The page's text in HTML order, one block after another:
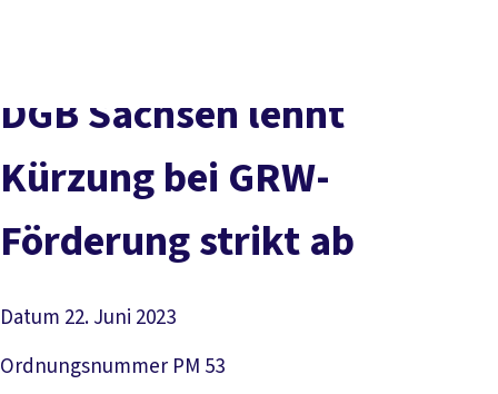
Service
DGB Sachsen lehnt
Kürzung bei GRW-
Förderung strikt ab
Datum 22. Juni 2023
Ordnungsnummer PM 53